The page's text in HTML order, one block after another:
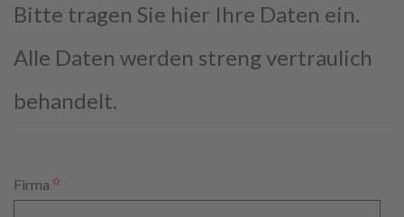
Bitte tragen Sie hier Ihre Daten ein.
Alle Daten werden streng vertraulich
behandelt.
Firma